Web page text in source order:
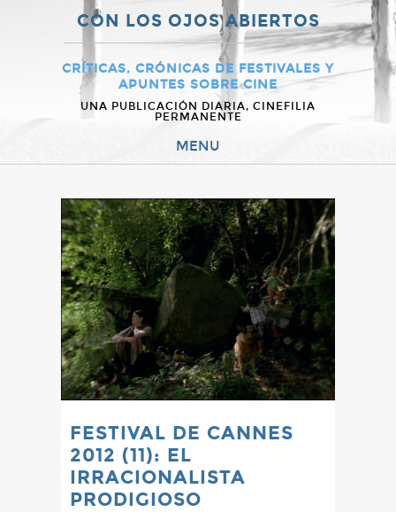
CON LOS OJOS ABIERTOS
CRÍTICAS, CRÓNICAS DE FESTIVALES Y
APUNTES SOBRE CINE
UNA PUBLICACIÓN DIARIA, CINEFILIA
PERMANENTE
MENU
FESTIVAL DE CANNES
2012 (11): EL
IRRACIONALISTA
PRODIGIOSO